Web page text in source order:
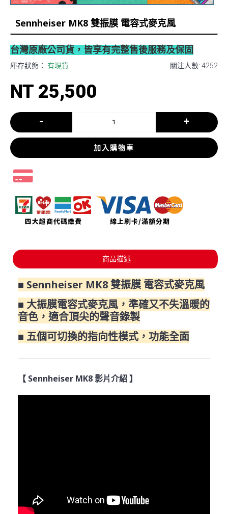
Sennheiser MK8 雙振膜 電容式麥克風
台灣原廠公司貨，皆享有完整售後服務及保固
關注人數: 4252
庫存狀態： 有現貨
NT 25,500
- +
加入購物車
商品描述
■ Sennheiser MK8 雙振膜 電容式麥克風
■ 大振膜電容式麥克風，準確又不失溫暖的
音色，適合頂尖的聲音錄製
■ 五個可切換的指向性模式，功能全面
【 Sennheiser MK8 影片介紹 】